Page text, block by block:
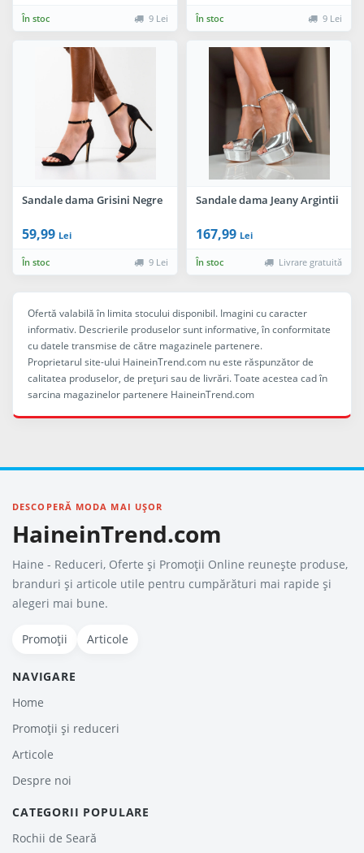
În stoc 9 Lei În stoc 9 Lei
Sandale dama Grisini Negre
59,99 Lei
În stoc 9 Lei
Sandale dama Jeany Argintii
167,99 Lei
În stoc Livrare gratuită
Ofertă valabilă în limita stocului disponibil. Imagini cu caracter
informativ. Descrierile produselor sunt informative, în conformitate
cu datele transmise de către magazinele partenere.
Proprietarul site-ului HaineinTrend.com nu este răspunzător de
calitatea produselor, de preţuri sau de livrări. Toate acestea cad în
sarcina magazinelor partenere HaineinTrend.com
DESCOPERĂ MODA MAI UȘOR
HaineinTrend.com
Haine - Reduceri, Oferte şi Promoţii Online reunește produse,
branduri și articole utile pentru cumpărături mai rapide și
alegeri mai bune.
Promoții Articole
NAVIGARE
Home
Promoții și reduceri
Articole
Despre noi
CATEGORII POPULARE
Rochii de Seară